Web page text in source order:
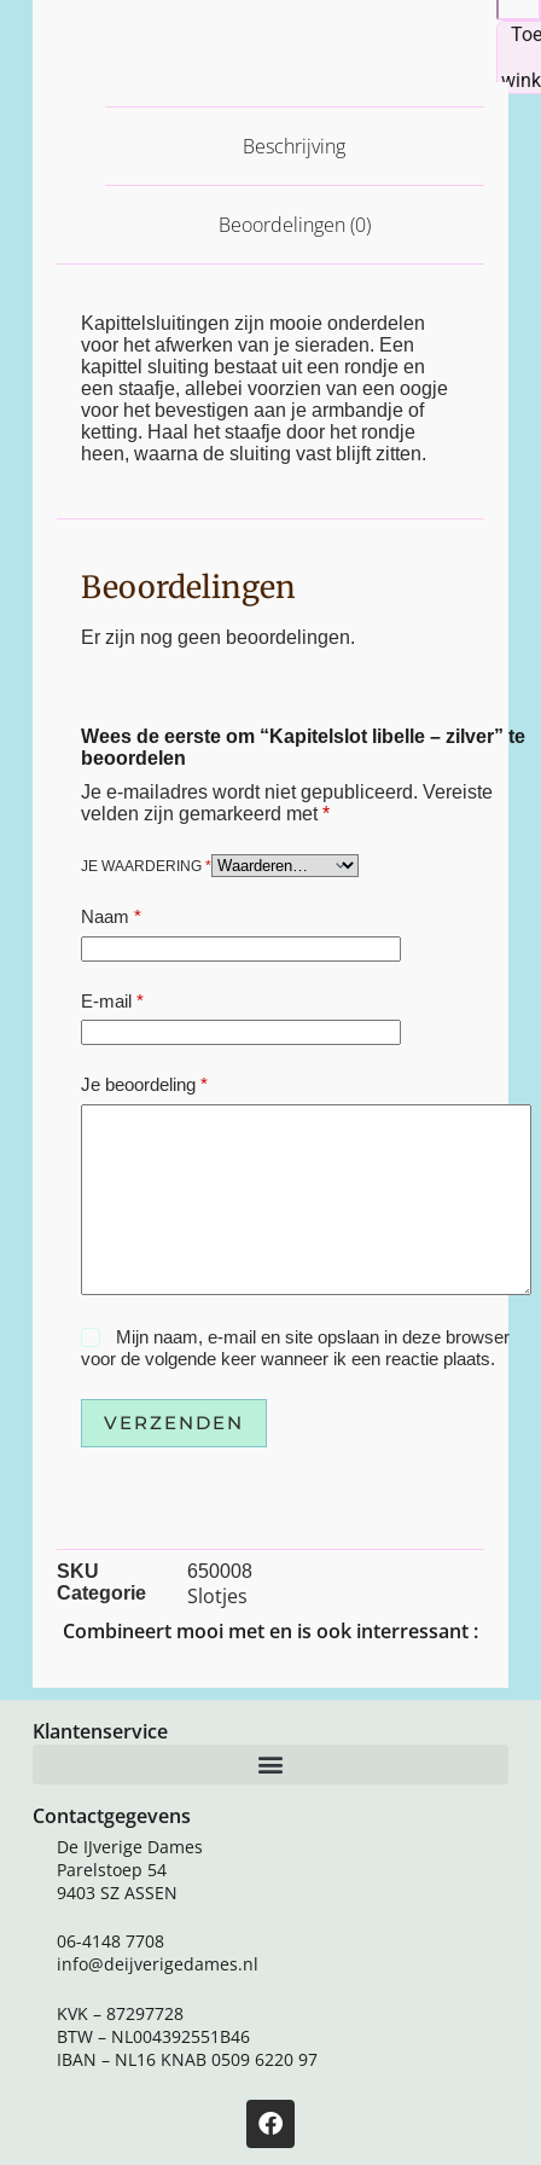
Beschrijving
Beoordelingen (0)
Kapittelsluitingen zijn mooie onderdelen
voor het afwerken van je sieraden. Een
kapittel sluiting bestaat uit een rondje en
een staafje, allebei voorzien van een oogje
voor het bevestigen aan je armbandje of
ketting. Haal het staafje door het rondje
heen, waarna de sluiting vast blijft zitten.
Beoordelingen
Er zijn nog geen beoordelingen.
Wees de eerste om “Kapitelslot libelle – zilver” te
beoordelen
Je e-mailadres wordt niet gepubliceerd. Vereiste
velden zijn gemarkeerd met*
JE WAARDERING *
Naam *
E-mail*
Je beoordeling *
Mijn naam, e-mail en site opslaan in deze browser
voor de volgende keer wanneer ik een reactie plaats.
VERZENDEN
SKU
650008
Categorie
Slotjes
Combineert mooi met en is ook interressant :
Klantenservice
Contactgegevens
De IJverige Dames
Parelstoep 54
9403 SZ ASSEN
06-4148 7708
info@deijverigedames.nl
KVK – 87297728
BTW – NL004392551B46
IBAN – NL16 KNAB 0509 6220 97